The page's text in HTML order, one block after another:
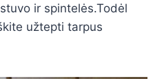
ir spintelės.Todėl
užtepti tarpus